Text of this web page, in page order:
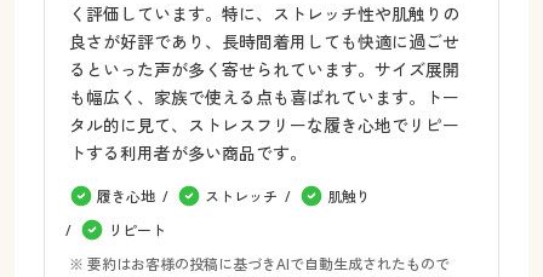
く評価しています。特に、ストレッチ性や肌触りの
良さが好評であり、長時間着用しても快適に過ごせ
るといった声が多く寄せられています。サイズ展開
も幅広く、家族で使える点も喜ばれています。トー
タル的に見て、ストレスフリーな履き心地でリピー
トする利用者が多い商品です。
履き心地 ストレッチ
肌触り
リピート
※ 要約はお客様の投稿に基づきAIで自動生成されたもので